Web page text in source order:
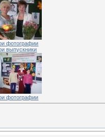
фотографии
выпускники
фотографии